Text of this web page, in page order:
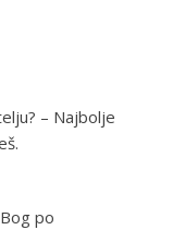
– Najbolje
po